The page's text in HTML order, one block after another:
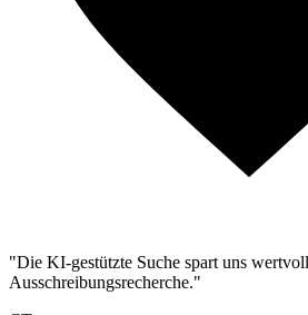
"Die KI-gestützte Suche spart uns
Ausschreibungsrecherche."